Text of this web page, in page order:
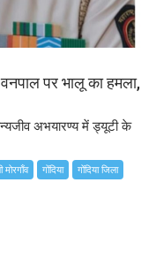
पर भालू का हमला,
अभयारण्य में ड्यूटी के
मोरगाँव गोंदिया
गोंदिया जिला